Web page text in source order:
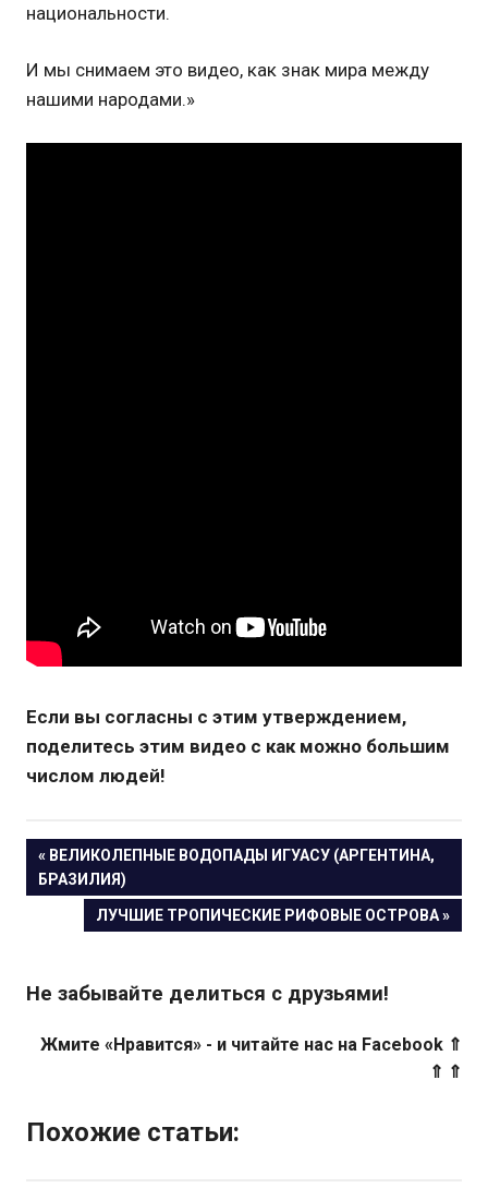
национальности.
И мы снимаем это видео, как знак мира между
нашими народами.»
Если вы согласны с этим утверждением,
поделитесь этим видео с как можно большим
числом людей!
Навигация
« ВЕЛИКОЛЕПНЫЕ ВОДОПАДЫ ИГУАСУ (АРГЕНТИНА,
БРАЗИЛИЯ)
ЛУЧШИЕ ТРОПИЧЕСКИЕ РИФОВЫЕ ОСТРОВА »
Не забывайте делиться с друзьями!
Жмите «Нравится» - и читайте нас на Facebook ⇑
⇑ ⇑
Похожие статьи: